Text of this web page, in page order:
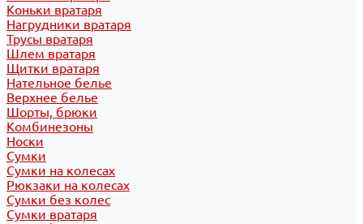
Коньки вратаря
Нагрудники вратаря
Трусы вратаря
Шлем вратаря
Щитки вратаря
Нательное белье
Верхнее белье
Шорты, брюки
Комбинезоны
Носки
Сумки
Сумки на колесах
Рюкзаки на колесах
Сумки без колес
Сумки вратаря